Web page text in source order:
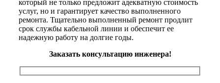
который не только предложит адекватную стоимость
услуг, но и гарантирует качество выполненного
ремонта. Тщательно выполненный ремонт продлит
срок службы кабельной линии и обеспечит ее
надежную работу на долгие годы.
Заказать консультацию инженера!